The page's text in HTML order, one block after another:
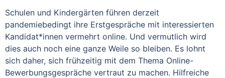
Schulen und Kindergärten führen derzeit
pandemiebedingt ihre Erstgespräche mit interessierten
Kandidat*innen vermehrt online. Und vermutlich wird
dies auch noch eine ganze Weile so bleiben. Es lohnt
sich daher, sich frühzeitig mit dem Thema Online-
Bewerbungsgespräche vertraut zu machen. Hilfreiche